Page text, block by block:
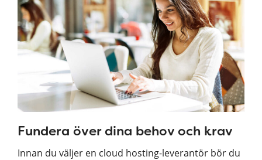
Fundera över dina behov och krav
Innan du väljer en cloud hosting-leverantör bör du